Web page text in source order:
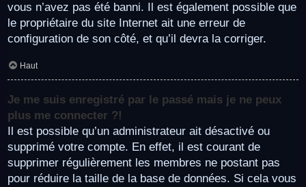
vous n’avez pas été banni. Il est également possible que
le propriétaire du site Internet ait une erreur de
configuration de son côté, et qu’il devra la corriger.
Haut
Je me suis enregistré par le passé mais je ne peux
plus me connecter ?!
Il est possible qu’un administrateur ait désactivé ou
supprimé votre compte. En effet, il est courant de
supprimer régulièrement les membres ne postant pas
pour réduire la taille de la base de données. Si cela vous